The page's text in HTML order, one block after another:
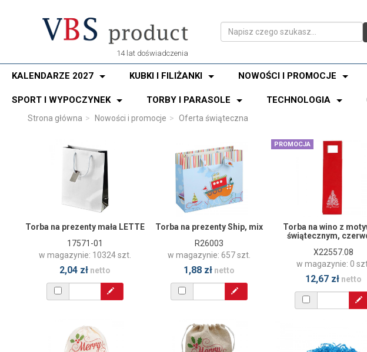
14 lat doświadczenia
KALENDARZE 2027 KUBKI I FILIŻANKI NOWOŚCI I PROMOCJE
SPORT I WYPOCZYNEK TORBY I PARASOLE TECHNOLOGIA
Strona główna Nowości i promocje Oferta świąteczna
Torba na prezenty mała LETTE
17571-01
w magazynie: 10324 szt.
2,04 zł netto
Torba na prezenty Ship, mix
R26003
w magazynie: 657 szt.
1,88 zł netto
PROMOCJA
Torba na wino z
świątecznym,
X22557.08
w magazynie: 0
12,67 złnetto